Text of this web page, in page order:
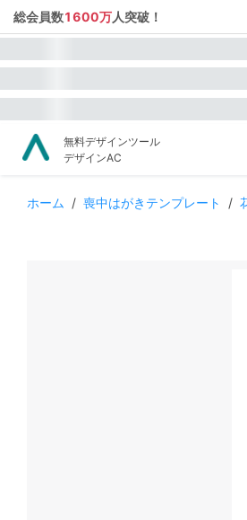
総会員数1600万人突破！
無料デザインツール
デザインAC
ホーム / 喪中はがきテンプレート /